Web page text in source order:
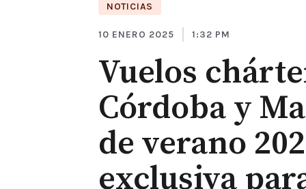
NOTICIAS
10 ENERO 2025 1:32 PM
Vuelos
Córdoba y
de verano
exclusiva